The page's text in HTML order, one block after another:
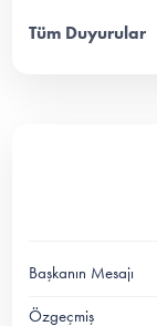
Tüm Duyurular
Başkanın Mesajı
Özgeçmiş